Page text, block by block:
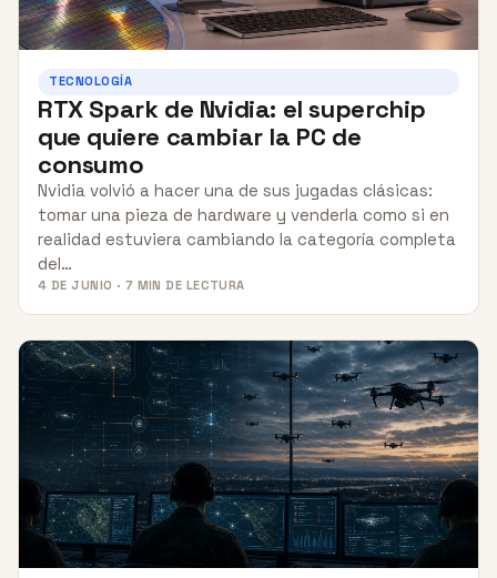
TECNOLOGÍA
RTX Spark de Nvidia: el superchip
que quiere cambiar la PC de
consumo
Nvidia volvió a hacer una de sus jugadas clásicas:
tomar una pieza de hardware y venderla como si en
realidad estuviera cambiando la categoría completa
del…
4 DE JUNIO · 7 MIN DE LECTURA